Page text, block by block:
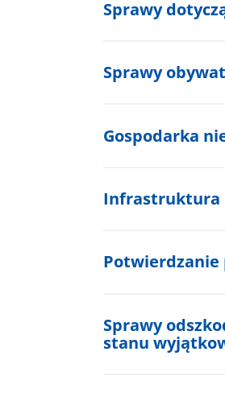
Sprawy
Sprawy
Gospodarka
Infrastruktura
Sprawy
stanu